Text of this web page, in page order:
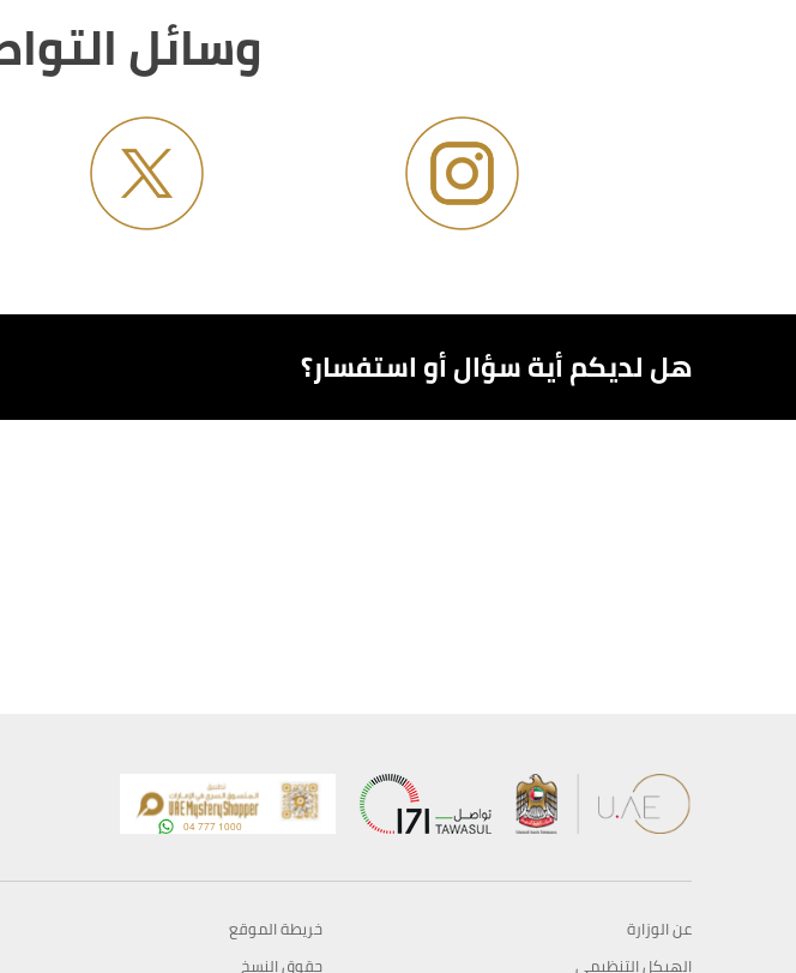
وسائل
هل لديكم أية سؤال أو استفسار؟
عن الوزارة
الهيكل التنظيمي
خريطة الموقع
حقوق النسخ